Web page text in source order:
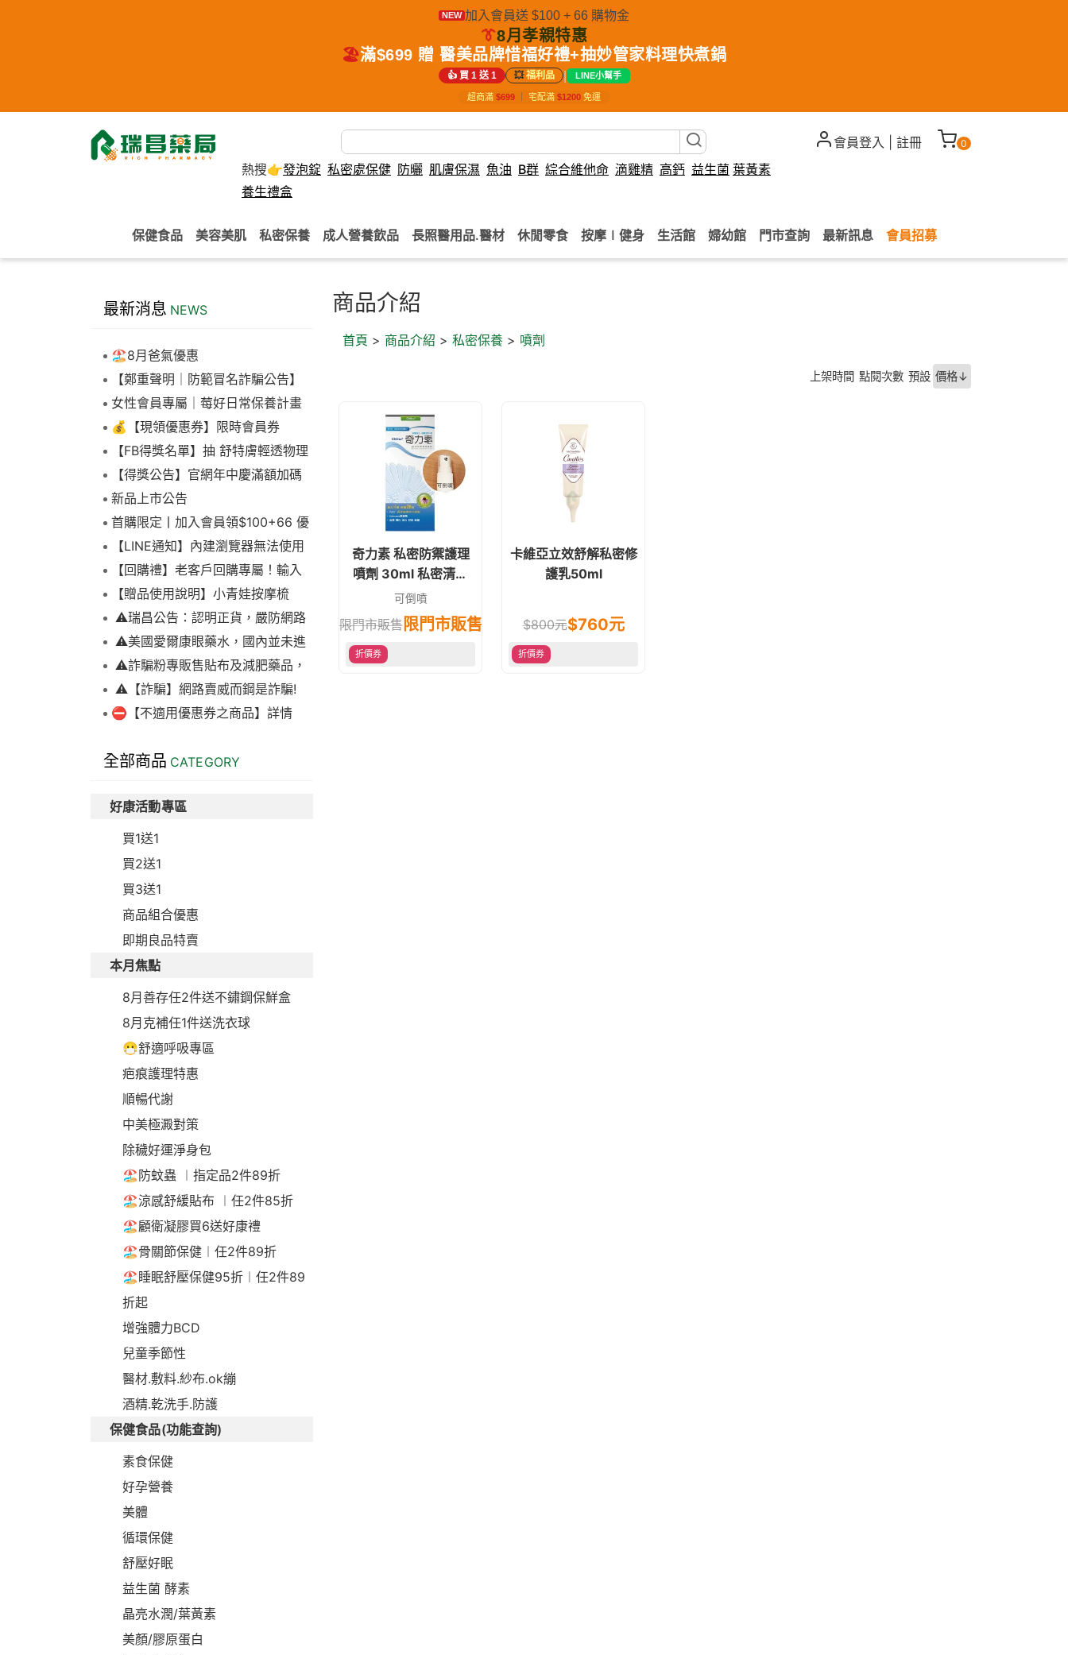
NEW 加入會員送 $100 + 66 購物金
👔8月孝親特惠
🏖️滿$699 贈 醫美品牌惜福好禮+抽妙管家料理快煮鍋
👍 買 1 送 1 💥福利品 | LINE小幫手
超商滿 $699 宅配滿 $1200 免運
熱搜👉發泡錠 私密處保健 防曬 肌膚保濕 魚油 B群 綜合維他命 滴雞精 高鈣 益生菌 葉黃素
養生禮盒
會員登入 註冊 0
保健食品 美容美肌 私密保養 成人營養飲品 長照醫用品.醫材 休閒零食 按摩∣健身 生活館 婦幼館 門市查詢 最新訊息 會員招募
最新消息 NEWS
🏖️8月爸氣優惠
【鄭重聲明｜防範冒名詐騙公告】
女性會員專屬｜莓好日常保養計畫
💰【現領優惠券】限時會員券
【FB得獎名單】抽 舒特膚輕透物理
低敏防曬霜乙名(8/4報到截止)
【得獎公告】官網年中慶滿額加碼
抽FIKA蒸煮料理組2名(7/31截止)
新品上市公告
首購限定丨加入會員領$100+66 優
惠！【LINE通知】內建瀏覽器無法使用
下拉選單
【回購禮】老客戶回購專屬！輸入
折扣碼現折$100
【贈品使用說明】小青娃按摩梳
⚠️瑞昌公告：認明正貨，嚴防網路
詐騙⚠️美國愛爾康眼藥水，國內並未進
口販售
⚠️詐騙粉專販售貼布及減肥藥品，
請勿上當，請查明來源! 非瑞昌藥局
販售!
⚠️【詐騙】網路賣威而鋼是詐騙!
⛔【不適用優惠券之商品】詳情
全部商品 CATEGORY
好康活動專區
買1送1
買2送1
買3送1
商品組合優惠
即期良品特賣
本月焦點
8月善存任2件送不鏽鋼保鮮盒
8月克補任1件送洗衣球
😷舒適呼吸專區
疤痕護理特惠
順暢代謝
中美極澱對策
除穢好運淨身包
🏖️防蚊蟲 ︱指定品2件89折
🏖️涼感舒緩貼布 ︱任2件85折
🏖️顧衛凝膠買6送好康禮
🏖️骨關節保健︱任2件89折
🏖️睡眠舒壓保健95折︱任2件89
折起
增強體力BCD
兒童季節性
醫材.敷料.紗布.ok繃
酒精.乾洗手.防護
保健食品(功能查詢)
素食保健
好孕營養
美體
循環保健
舒壓好眠
益生菌 酵素
晶亮水潤/葉黃素
美顏/膠原蛋白
商品介紹
首頁 > 商品介紹 > 私密保養 > 噴劑
上架時間 點閱次數 預設 價格↓
奇力素 私密防禦護理
噴劑 30ml 私密清新
舒緩潤澤 隨身防護噴
霧
可倒噴
限門市販售限門市販售
折價券
卡維亞立效舒解私密修
護乳50ml
$800元$760元
折價券